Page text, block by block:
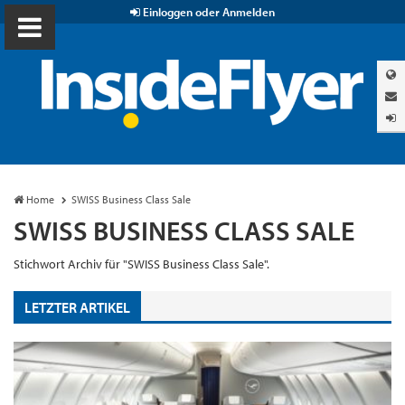
Einloggen oder Anmelden
Home SWISS Business Class Sale
SWISS BUSINESS CLASS SALE
Stichwort Archiv für "SWISS Business Class Sale".
LETZTER ARTIKEL